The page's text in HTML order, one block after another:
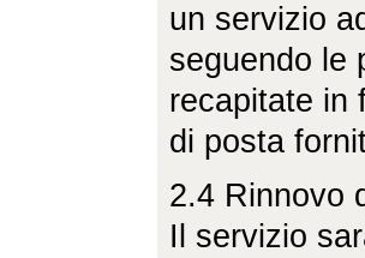
un servizio
seguendo le
recapitate in
di posta
2.4 Rinnovo
Il servizio